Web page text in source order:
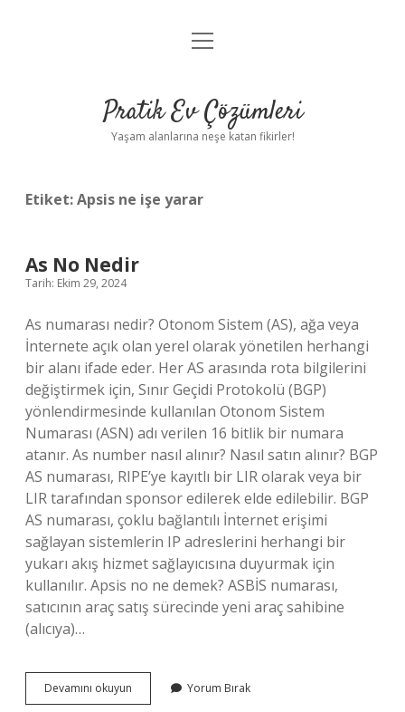
Anasayfa
Yasal Uyarı
menüyü
Pratik Ev Çözümleri
Yaşam alanlarına neşe katan fikirler!
Etiket:Apsis ne işe yarar
As No Nedir
Tarih: Ekim 29, 2024
As numarası nedir? Otonom Sistem (AS), ağa veya
İnternete açık olan yerel olarak yönetilen herhangi
bir alanı ifade eder. Her AS arasında rota bilgilerini
değiştirmek için, Sınır Geçidi Protokolü (BGP)
yönlendirmesinde kullanılan Otonom Sistem
Numarası (ASN) adı verilen 16 bitlik bir numara
atanır. As number nasıl alınır? Nasıl satın alınır? BGP
AS numarası, RIPE’ye kayıtlı bir LIR olarak veya bir
LIR tarafından sponsor edilerek elde edilebilir. BGP
AS numarası, çoklu bağlantılı İnternet erişimi
sağlayan sistemlerin IP adreslerini herhangi bir
yukarı akış hizmet sağlayıcısına duyurmak için
kullanılır. Apsis no ne demek? ASBİS numarası,
satıcının araç satış sürecinde yeni araç sahibine
(alıcıya)…
Devamını okuyun
No
Yorum Bırak